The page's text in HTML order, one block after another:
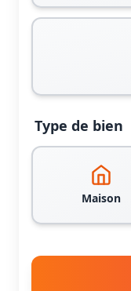
Type de bien
Maison